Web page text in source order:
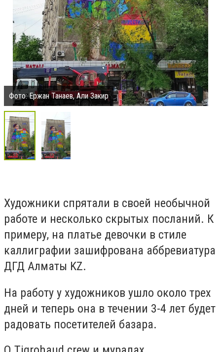
Фото: Ержан Танаев, Али Закир
Художники спрятали в своей необычной
работе и несколько скрытых посланий. К
примеру, на платье девочки в стиле
каллиграфии зашифрована аббревиатура
ДГД Алматы KZ.
На работу у художников ушло около трех
дней и теперь она в течении 3-4 лет будет
радовать посетителей базара.